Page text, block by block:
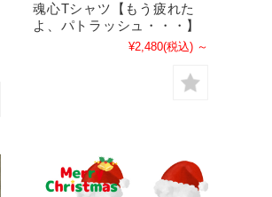
魂心Tシャツ【もう疲れた
よ、パトラッシュ・・・】
¥2,480(税込) ～